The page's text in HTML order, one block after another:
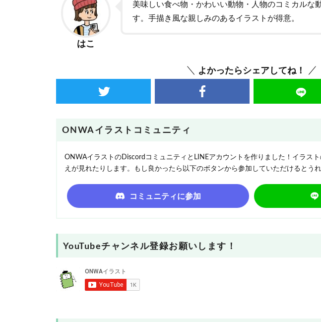
はこ
美味しい食べ物・かわいい動物・人物のコミカルな
す。手描き風な親しみのあるイラストが得意。
よかったらシェアしてね！
ONWAイラストコミュニティ
ONWAイラストのDiscordコミュニティとLINEアカウントを作りました！イラス
えが見れたりします。もし良かったら以下のボタンから参加していただけるとうれ
コミュニティに参加
YouTubeチャンネル登録お願いします！